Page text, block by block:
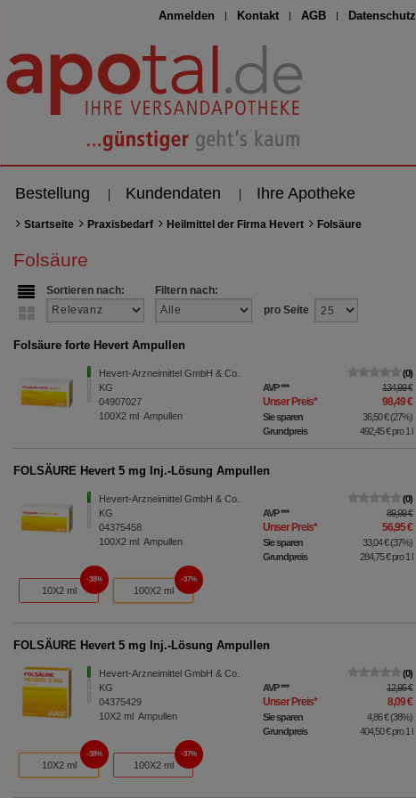
Anmelden Kontakt AGB Datenschutz
Bestellung Kundendaten Ihre Apotheke
Startseite Praxisbedarf Heilmittel der Firma Hevert Folsäure
Folsäure
Sortieren nach:
Filtern nach:
pro Seite
Folsäure forte Hevert Ampullen
Hevert-Arzneimittel GmbH & Co.
KG
04907027
100X2 ml Ampullen
0
AVP*** 134,99 €
Unser Preis* 98,49 €
Sie sparen 36,50 €(27%)
Grundpreis
492,45 €pro 1 l
FOLSÄURE Hevert 5 mg Inj.-Lösung Ampullen
Hevert-Arzneimittel GmbH & Co.
KG
04375458
100X2 ml Ampullen
0
AVP*** 89,99 €
Unser Preis* 56,95 €
Sie sparen 33,04 €(37%)
Grundpreis
284,75 €pro 1 l
10X2 ml
38%
100X2 ml
37%
FOLSÄURE Hevert 5 mg Inj.-Lösung Ampullen
Hevert-Arzneimittel GmbH & Co.
KG
04375429
10X2 ml Ampullen
0
AVP*** 12,95 €
Unser Preis* 8,09 €
Sie sparen 4,86 €(38%)
Grundpreis
404,50 €pro 1 l
10X2 ml
38%
100X2 ml
37%